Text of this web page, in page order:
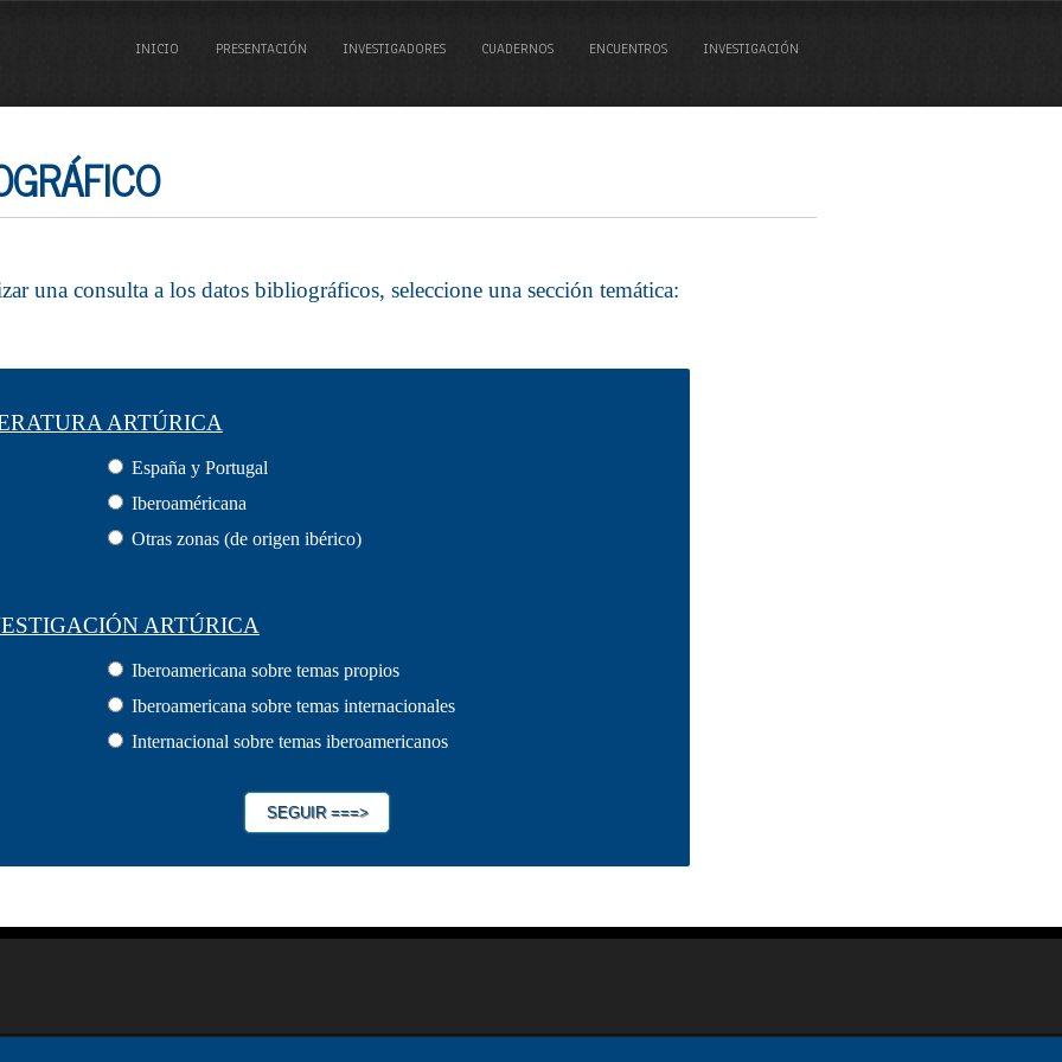
INICIO PRESENTACIÓN INVESTIGADORES CUADERNOS ENCUENTROS INVESTIGACIÓN
una consulta a los datos bibliográficos, seleccione una sección temática:
ARTÚRICA
España y Portugal
Iberoaméricana
Otras zonas (de origen ibérico)
ARTÚRICA
Iberoamericana sobre temas propios
Iberoamericana sobre temas internacionales
Internacional sobre temas iberoamericanos